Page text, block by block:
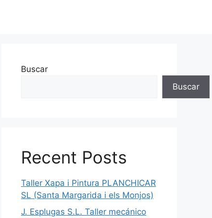
Buscar
Buscar
Recent Posts
Taller Xapa i Pintura PLANCHICAR
SL (Santa Margarida i els Monjos)
J. Esplugas S.L. Taller mecánico